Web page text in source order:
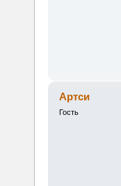
Артси
Гость